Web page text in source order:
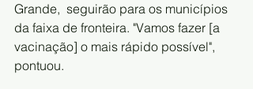
Grande,  seguirão para os municípios
da faixa de fronteira. "Vamos fazer [a
vacinação] o mais rápido possível",
pontuou.